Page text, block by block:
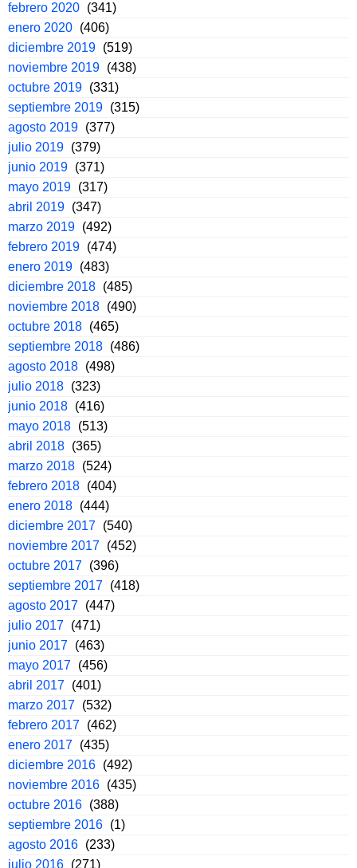
febrero 2020 (341)
enero 2020 (406)
diciembre 2019 (519)
noviembre 2019 (438)
octubre 2019 (331)
septiembre 2019 (315)
agosto 2019 (377)
julio 2019 (379)
junio 2019 (371)
mayo 2019 (317)
abril 2019 (347)
marzo 2019 (492)
febrero 2019 (474)
enero 2019 (483)
diciembre 2018 (485)
noviembre 2018 (490)
octubre 2018 (465)
septiembre 2018 (486)
agosto 2018 (498)
julio 2018 (323)
junio 2018 (416)
mayo 2018 (513)
abril 2018 (365)
marzo 2018 (524)
febrero 2018 (404)
enero 2018 (444)
diciembre 2017 (540)
noviembre 2017 (452)
octubre 2017 (396)
septiembre 2017 (418)
agosto 2017 (447)
julio 2017 (471)
junio 2017 (463)
mayo 2017 (456)
abril 2017 (401)
marzo 2017 (532)
febrero 2017 (462)
enero 2017 (435)
diciembre 2016 (492)
noviembre 2016 (435)
octubre 2016 (388)
septiembre 2016 (1)
agosto 2016 (233)
julio 2016 (271)